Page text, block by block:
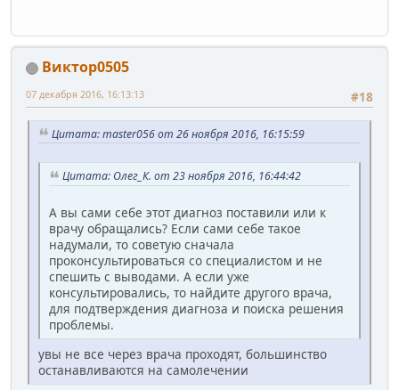
Виктор0505
#18
07 декабря 2016, 16:13:13
Цитата: master056 от 26 ноября 2016, 16:15:59
Цитата: Олег_К. от 23 ноября 2016, 16:44:42
А вы сами себе этот диагноз поставили или к
врачу обращались? Если сами себе такое
надумали, то советую сначала
проконсультироваться со специалистом и не
спешить с выводами. А если уже
консультировались, то найдите другого врача,
для подтверждения диагноза и поиска решения
проблемы.
увы не все через врача проходят, большинство
останавливаются на самолечении